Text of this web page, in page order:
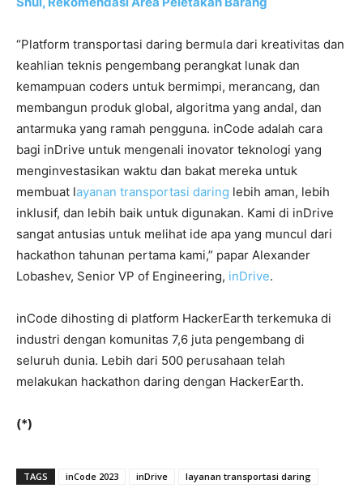
“Platform transportasi daring bermula dari kreativitas dan
keahlian teknis pengembang perangkat lunak dan
kemampuan coders untuk bermimpi, merancang, dan
membangun produk global, algoritma yang andal, dan
antarmuka yang ramah pengguna. inCode adalah cara
bagi inDrive untuk mengenali inovator teknologi yang
menginvestasikan waktu dan bakat mereka untuk
membuat layanan transportasi daring lebih aman, lebih
inklusif, dan lebih baik untuk digunakan. Kami di inDrive
sangat antusias untuk melihat ide apa yang muncul dari
hackathon tahunan pertama kami,” papar Alexander
Lobashev, Senior VP of Engineering, inDrive.
inCode dihosting di platform HackerEarth terkemuka di
industri dengan komunitas 7,6 juta pengembang di
seluruh dunia. Lebih dari 500 perusahaan telah
melakukan hackathon daring dengan HackerEarth.
(*)
TAGS inCode 2023 inDrive
layanan transportasi daring